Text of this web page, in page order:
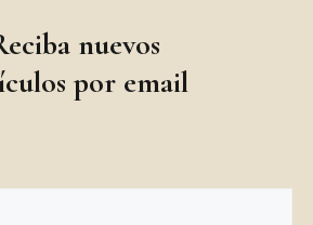
nuevos
por email